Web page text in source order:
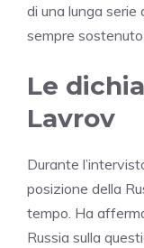
di una lunga serie
sempre
Le
Lavrov
Durante
posizione della
tempo. Ha
Russia sulla